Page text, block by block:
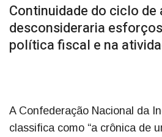
Continuidade do ciclo
desconsideraria
política fiscal e na
A Confederação Nacional da
classifica como “a crônica de